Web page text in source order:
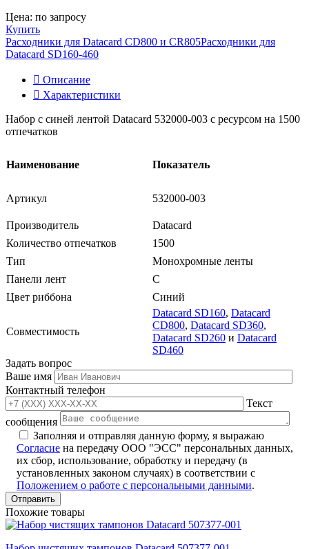
Цена: по запросу
Купить
Расходники для Datacard CD800 и CR805Расходники для
Datacard SD160-460
Описание
Характеристики
Набор с синей лентой Datacard 532000-003 с ресурсом на 1500
отпечатков
Наименование Показатель
Артикул 532000-003
Производитель
Datacard
Количество отпечатков
1500
Тип
Монохромные ленты
Панели лент
C
Цвет риббона
Синий
Совместимость
Datacard SD160, Datacard
CD800, Datacard SD360,
Datacard SD260 и Datacard
SD460
Задать вопрос
Ваше имя
Контактный телефон
Текст
сообщения
Заполняя и отправляя данную форму, я выражаю
Согласие на передачу ООО "ЭСС" персональных данных,
их сбор, использование, обработку и передачу (в
установленных законом случаях) в соответствии с
Положением о работе с персональными данными.
Похожие товары